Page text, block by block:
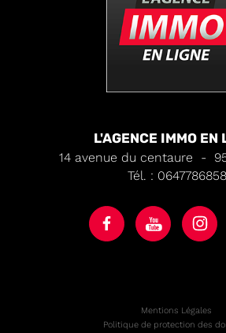
L'AGENCE IMMO EN
14 avenue du centaure -
Tél. : 0647786858
Mentions Légales
Politique de protection des